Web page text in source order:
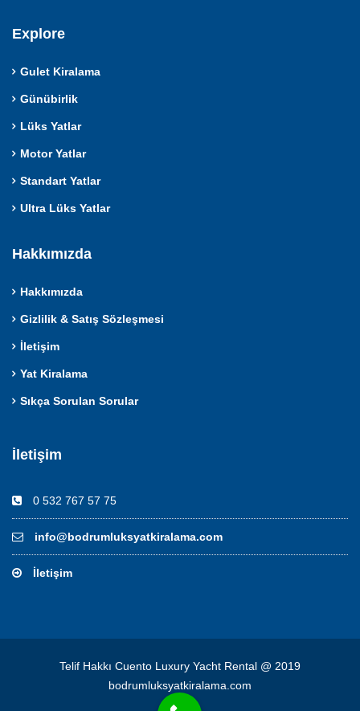
Explore
Gulet Kiralama
Günübirlik
Lüks Yatlar
Motor Yatlar
Standart Yatlar
Ultra Lüks Yatlar
Hakkımızda
Hakkımızda
Gizlilik & Satış Sözleşmesi
İletişim
Yat Kiralama
Sıkça Sorulan Sorular
İletişim
0 532 767 57 75
info@bodrumluksyatkiralama.com
İletişim
Telif Hakkı Cuento Luxury Yacht Rental @ 2019
bodrumluksyatkiralama.com